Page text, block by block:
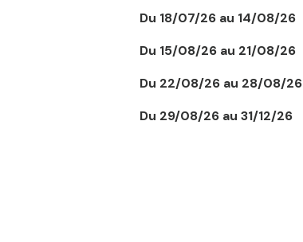
Du 18/07/26 au 14/08/26
Du 15/08/26 au 21/08/26
Du 22/08/26 au 28/08/26
Du 29/08/26 au 31/12/26